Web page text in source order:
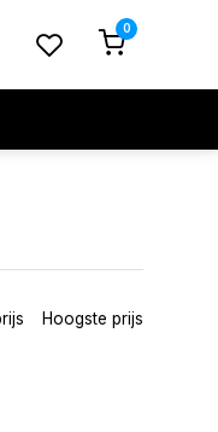
0
Hoogste prijs